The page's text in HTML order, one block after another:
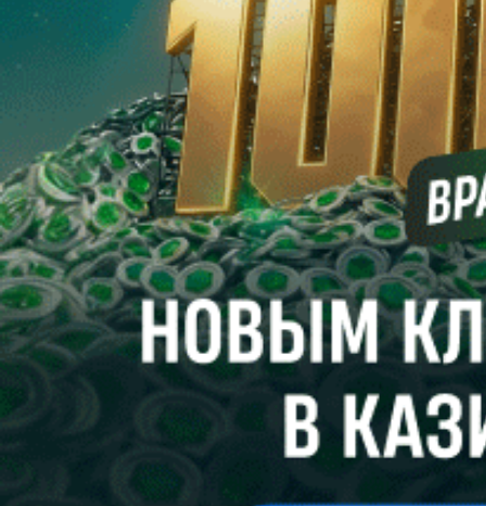
Лучшим футзальным тренером Беларуси третий раз был
признан Александр ЧИБИСОВ — он привел “Столицу” к
золоту в чемпионате страны и выигрышу Кубка. В коллекции
42-летнего специалиста, тренерский дебют которого состоялся
в марте 2022 года, четыре победы в первенстве и по две в
Кубке и Суперкубке Беларуси. Результаты впечатляют.
Корреспондент “ПБ” встретился с Александром Валерьевичем
в день выхода команды из отпуска и побеседовал о днях
минувших и планах на ближайшие месяцы.
Сергей СЕЛИВАНОВ
Хоккей. Кубок Салея. Августовское безумие